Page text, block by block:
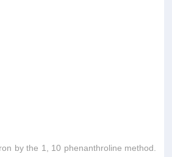
by the 1, 10 phenanthroline method.